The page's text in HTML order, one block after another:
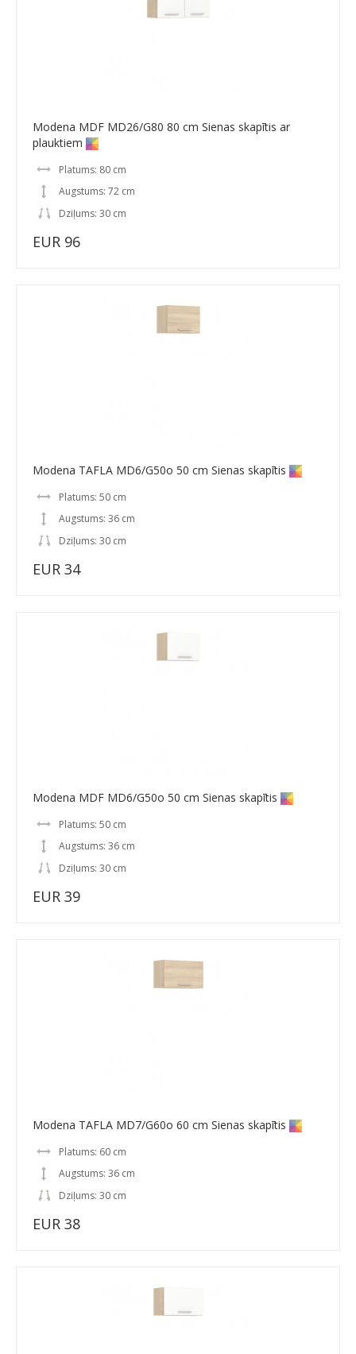
Modena MDF MD26/G80 80 cm Sienas skapītis ar
plauktiem
Platums: 80 cm
Augstums: 72 cm
Dziļums: 30 cm
EUR 96
Modena TAFLA MD6/G50o 50 cm Sienas skapītis
Platums: 50 cm
Augstums: 36 cm
Dziļums: 30 cm
EUR 34
Modena MDF MD6/G50o 50 cm Sienas skapītis
Platums: 50 cm
Augstums: 36 cm
Dziļums: 30 cm
EUR 39
Modena TAFLA MD7/G60o 60 cm Sienas skapītis
Platums: 60 cm
Augstums: 36 cm
Dziļums: 30 cm
EUR 38